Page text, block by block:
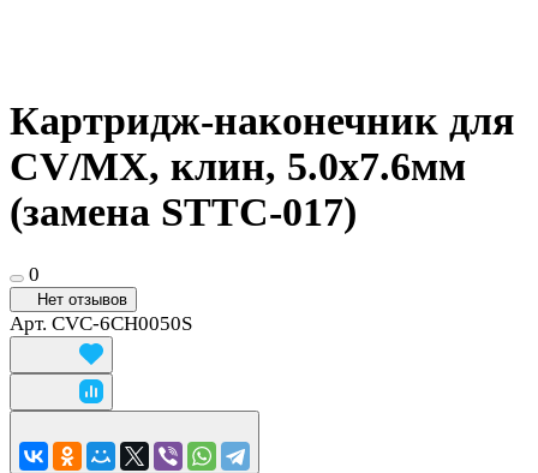
Картридж-наконечник для
СV/MX, клин, 5.0х7.6мм
(замена STTC-017)
0
Нет отзывов
Арт. CVC-6CH0050S